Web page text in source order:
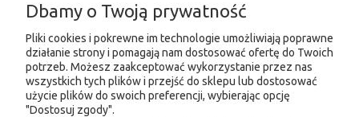
MOJE KONTO
PRODUKTY
Dbamy o Twoją prywatność
Pliki cookies i pokrewne im technologie umożliwiają poprawne
działanie strony i pomagają nam dostosować ofertę do Twoich
potrzeb. Możesz zaakceptować wykorzystanie przez nas
wszystkich tych plików i przejść do sklepu lub dostosować
użycie plików do swoich preferencji, wybierając opcję
"Dostosuj zgody".